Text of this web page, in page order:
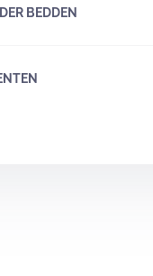
BEDDEN